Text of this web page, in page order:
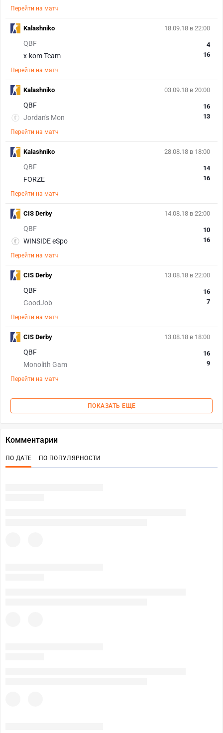
Перейти на матч
18.09.18 в 22:00
QBF
x-kom Team
4
16
Перейти на матч
Kalashniko
03.09.18 в 20:00
QBF
Jordan's Mon
16
13
Перейти на матч
Kalashniko
28.08.18 в 18:00
QBF
FORZE
14
16
Перейти на матч
Kalashniko
14.08.18 в 22:00
QBF
WINSIDE eSpo
10
16
Перейти на матч
CIS Derby
13.08.18 в 22:00
QBF
GoodJob
16
7
Перейти на матч
CIS Derby
13.08.18 в 18:00
QBF
Monolith Gam
16
9
Перейти на матч
CIS Derby
ПОКАЗАТЬ ЕЩЕ
Комментарии
ПО ДАТЕ ПО ПОПУЛЯРНОСТИ